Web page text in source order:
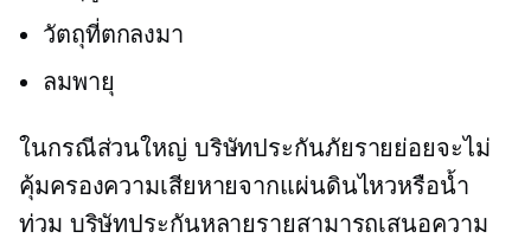
วัตถุที่ตกลงมา
ลมพายุ
ในกรณีส่วนใหญ่ บริษัทประกันภัยรายย่อยจะไม่
คุ้มครองความเสียหายจากแผ่นดินไหวหรือน้ำ
ท่วม บริษัทประกันหลายรายสามารถเสนอความ